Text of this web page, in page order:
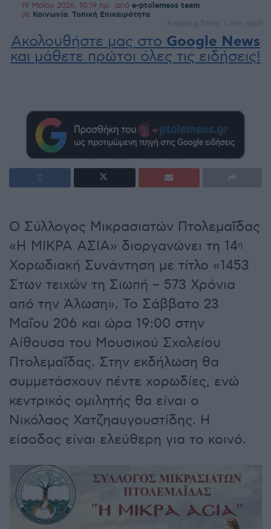
19 Μαΐου 2026, 10:19 πμ από e-ptolemeos team
σε Κοινωνία Τοπική Επικαιρότητα
Reading Time: 1 min read
Ακολουθήστε μας στο Google News
και μάθετε πρώτοι όλες τις ειδήσεις!
Ο Σύλλογος Μικρασιατών Πτολεμαΐδας
«Η ΜΙΚΡΑ ΑΣΙΑ» διοργανώνει τη 14η
Χορωδιακή Συνάντηση με τίτλο «1453
Στων τειχών τη Σιωπή – 573 Χρόνια
από την Άλωση». Το Σάββατο 23
Μαΐου 206 και ώρα 19:00 στην
Αίθουσα του Μουσικού Σχολείου
Πτολεμαΐδας. Στην εκδήλωση θα
συμμετάσχουν πέντε χορωδίες, ενώ
κεντρικός ομιλητής θα είναι ο
Νικόλαος Χατζηαυγουστίδης. Η
είσοδος είναι ελεύθερη για το κοινό.